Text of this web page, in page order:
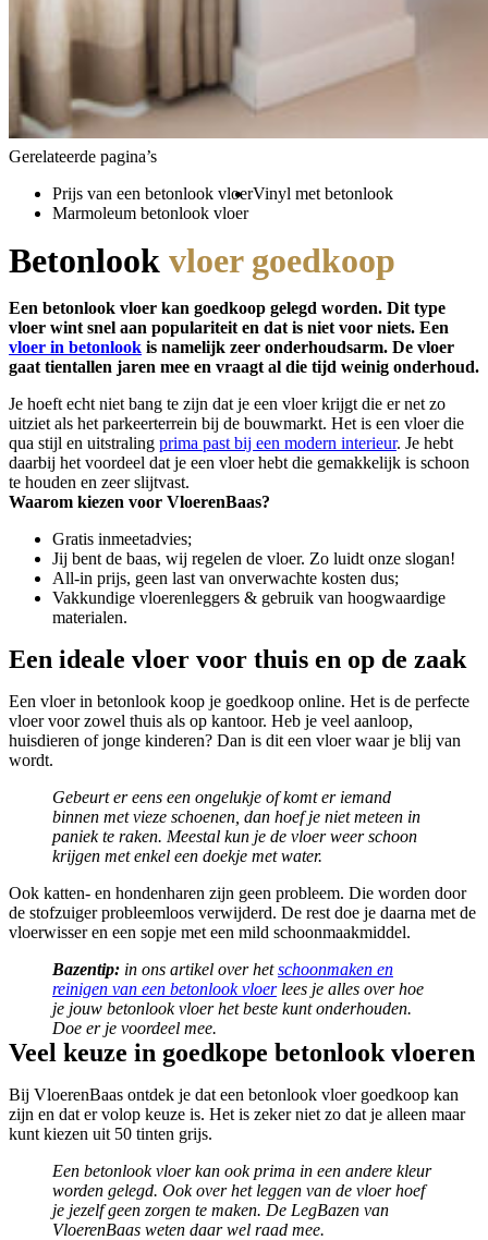
Gerelateerde pagina’s
Prijs van een betonlook vloerVinyl met betonlook
Marmoleum betonlook vloer
Betonlook vloer goedkoop
Een betonlook vloer kan goedkoop gelegd worden. Dit type
vloer wint snel aan populariteit en dat is niet voor niets. Een
vloer in betonlook is namelijk zeer onderhoudsarm. De vloer
gaat tientallen jaren mee en vraagt al die tijd weinig onderhoud.
Je hoeft echt niet bang te zijn dat je een vloer krijgt die er net zo
uitziet als het parkeerterrein bij de bouwmarkt. Het is een vloer die
qua stijl en uitstraling prima past bij een modern interieur. Je hebt
daarbij het voordeel dat je een vloer hebt die gemakkelijk is schoon
te houden en zeer slijtvast.
Waarom kiezen voor VloerenBaas?
Gratis inmeetadvies;
Jij bent de baas, wij regelen de vloer. Zo luidt onze slogan!
All-in prijs, geen last van onverwachte kosten dus;
Vakkundige vloerenleggers & gebruik van hoogwaardige
materialen.
Een ideale vloer voor thuis en op de zaak
Een vloer in betonlook koop je goedkoop online. Het is de perfecte
vloer voor zowel thuis als op kantoor. Heb je veel aanloop,
huisdieren of jonge kinderen? Dan is dit een vloer waar je blij van
wordt.
Gebeurt er eens een ongelukje of komt er iemand
binnen met vieze schoenen, dan hoef je niet meteen in
paniek te raken. Meestal kun je de vloer weer schoon
krijgen met enkel een doekje met water.
Ook katten- en hondenharen zijn geen probleem. Die worden door
de stofzuiger probleemloos verwijderd. De rest doe je daarna met de
vloerwisser en een sopje met een mild schoonmaakmiddel.
Bazentip: in ons artikel over hetschoonmaken en
reinigen van een betonlook vloerlees je alles over hoe
je jouw betonlook vloer het beste kunt onderhouden.
Doe er je voordeel mee.
Veel keuze in goedkope betonlook vloeren
Bij VloerenBaas ontdek je dat een betonlook vloer goedkoop kan
zijn en dat er volop keuze is. Het is zeker niet zo dat je alleen maar
kunt kiezen uit 50 tinten grijs.
Een betonlook vloer kan ook prima in een andere kleur
worden gelegd. Ook over het leggen van de vloer hoef
je jezelf geen zorgen te maken. De LegBazen van
VloerenBaas weten daar wel raad mee.